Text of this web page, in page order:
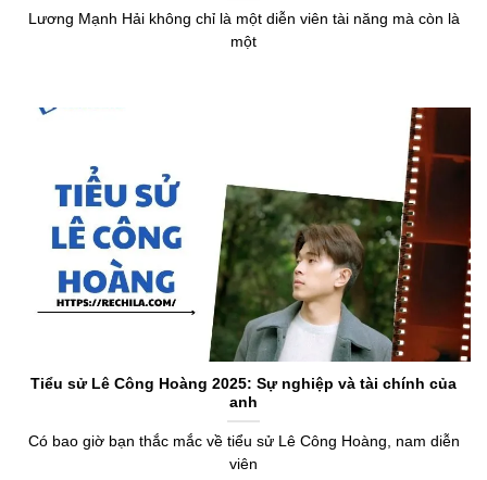
Lương Mạnh Hải không chỉ là một diễn viên tài năng mà còn là
một
Tiểu sử Lê Công Hoàng 2025: Sự nghiệp và tài chính của
anh
Có bao giờ bạn thắc mắc về tiểu sử Lê Công Hoàng, nam diễn
viên